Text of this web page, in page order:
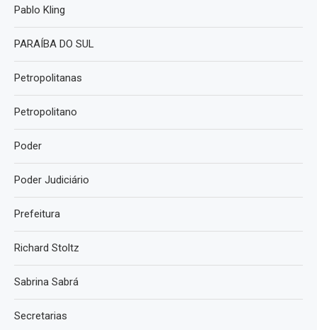
Pablo Kling
PARAÍBA DO SUL
Petropolitanas
Petropolitano
Poder
Poder Judiciário
Prefeitura
Richard Stoltz
Sabrina Sabrá
Secretarias